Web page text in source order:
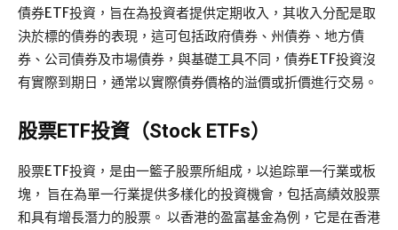
債券ETF投資，旨在為投資者提供定期收入，其收入分配是取
決於標的債券的表現，這可包括政府債券、州債券、地方債
券、公司債券及市場債券，與基礎工具不同，債券ETF投資沒
有實際到期日，通常以實際債券價格的溢價或折價進行交易。
股票ETF投資（Stock ETFs）
股票ETF投資，是由一籃子股票所組成，以追踪單一行業或板
塊， 旨在為單一行業提供多樣化的投資機會，包括高績效股票
和具有增長潛力的股票。 以香港的盈富基金為例，它是在香港